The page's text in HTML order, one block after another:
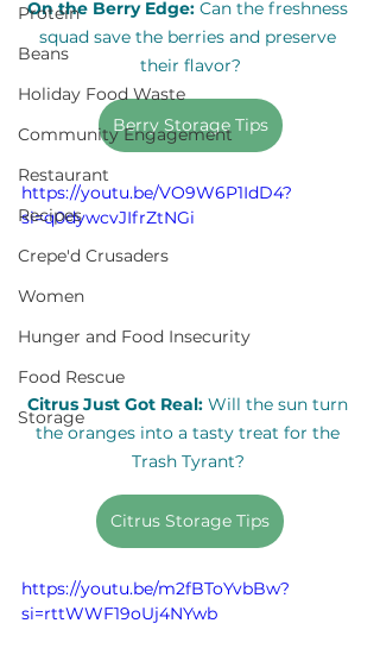
Protein
Beans
Holiday Food Waste
Community Engagement
Restaurant
Recipes
Crepe'd Crusaders
Women
Hunger and Food Insecurity
Food Rescue
Storage
On the Berry Edge: Can the freshness
squad save the berries and preserve
their flavor?
Berry Storage Tips
https://youtu.be/VO9W6P1IdD4?
si=q0dywcvJIfrZtNGi
Citrus Just Got Real: Will the sun turn
the oranges into a tasty treat for the
Trash Tyrant?
Citrus Storage Tips
https://youtu.be/m2fBToYvbBw?
si=rttWWF19oUj4NYwb